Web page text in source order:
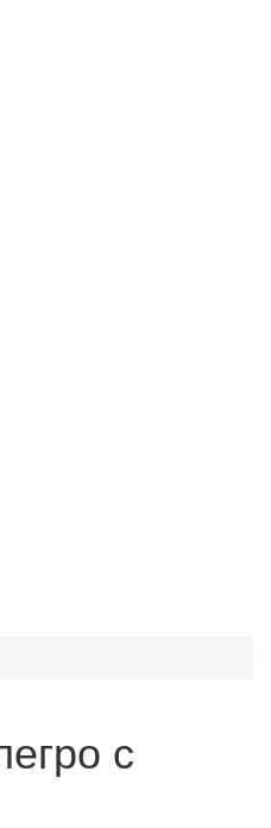
с